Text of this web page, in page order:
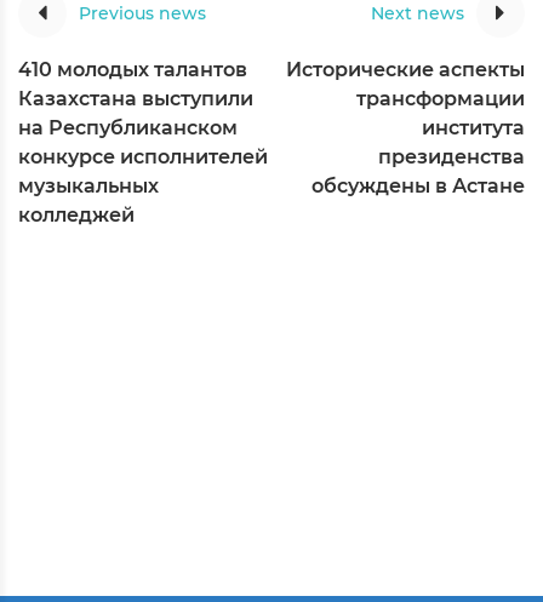
Previous news
410 молодых талантов
Казахстана выступили
на Республиканском
конкурсе исполнителей
музыкальных
колледжей
Next news
Исторические аспекты
трансформации
института
президенства
обсуждены в Астане